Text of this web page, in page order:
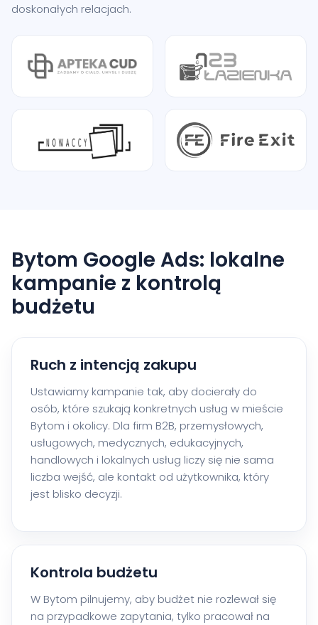
doskonałych relacjach.
Bytom Google Ads: lokalne
kampanie z kontrolą
budżetu
Ruch z intencją zakupu
Ustawiamy kampanie tak, aby docierały do
osób, które szukają konkretnych usług w mieście
Bytom i okolicy. Dla firm B2B, przemysłowych,
usługowych, medycznych, edukacyjnych,
handlowych i lokalnych usług liczy się nie sama
liczba wejść, ale kontakt od użytkownika, który
jest blisko decyzji.
Kontrola budżetu
W Bytom pilnujemy, aby budżet nie rozlewał się
na przypadkowe zapytania, tylko pracował na